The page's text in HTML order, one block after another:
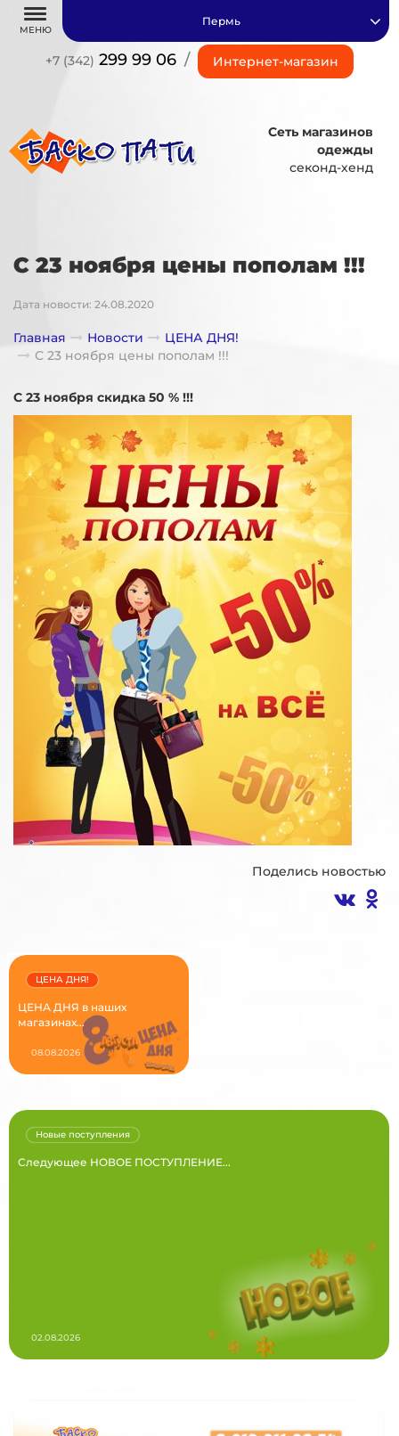
МЕНЮ
+7 (342) 299 99 06 / Интернет-магазин
Пермь
Сеть магазинов
одежды
секонд-хенд
С 23 ноября цены пополам !!!
Дата новости: 24.08.2020
Главная Новости
ЦЕНА ДНЯ!
С 23 ноября цены пополам !!!
С 23 ноября скидка 50 % !!!
Поделись новостью
ЦЕНА ДНЯ в наших
магазинах...
ЦЕНА ДНЯ!
08.08.2026
Следующее НОВОЕ ПОСТУПЛЕНИЕ...
Новые поступления
02.08.2026